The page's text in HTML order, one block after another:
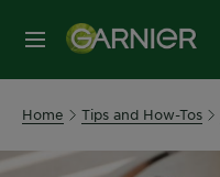
MENU
Home Tips and How-Tos